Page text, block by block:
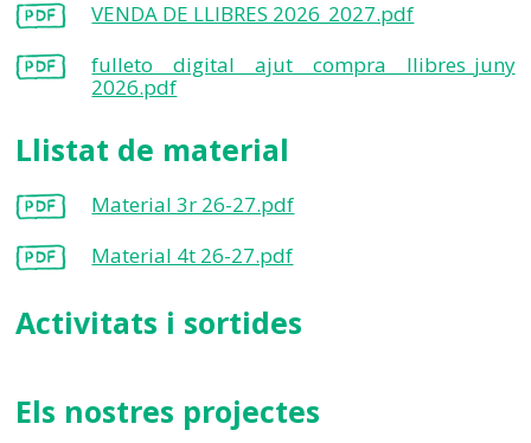
VENDA DE LLIBRES 2026_2027.pdf
fulleto digital ajut compra llibres_juny
2026.pdf
Llistat de material
Material 3r 26-27.pdf
Material 4t 26-27.pdf
Activitats i sortides
Els nostres projectes